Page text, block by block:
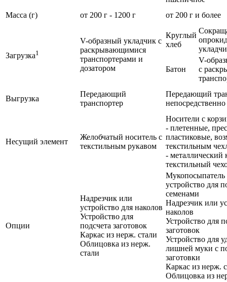
Масса (г)
от 200 г - 1200 г от 200 г и более
Загрузка1
V-образный укладчик с
раскрывающимися
транспортерами и
дозатором
Круглый
хлеб
Батон
V-
с
Выгрузка
Передающий
транспортер
Передающий
Несущий элемент
Желобчатый носитель с
текстильным рукавом
Носители с
- плетенные,
пластиковые,
текстильным
- металлический
текстильный
Опции
Надрезчик или
устройство для наколов
Устройство для
подсчета заготовок
Каркас из нерж. стали
Облицовка из нерж.
стали
Мукопосыпатель
устройство для
семенами
Надрезчик или
наколов
Устройство для
заготовок
Устройство для
лишней муки с
заготовки
Каркас из нерж.
Облицовка из